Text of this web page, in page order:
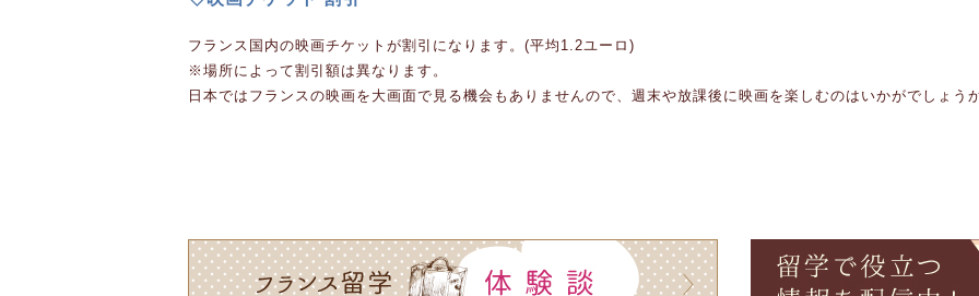
フランス国内の映画チケットが割引になります。(平均1.2ユーロ)
※場所によって割引額は異なります。
日本ではフランスの映画を大画面で見る機会もありませんので、週末や放課後に映画を楽しむのはいかがでしょう